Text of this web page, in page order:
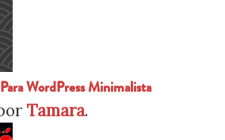
WordPress Minimalista
Tamara.